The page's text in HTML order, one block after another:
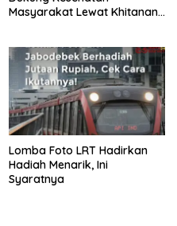
Masyarakat Lewat Khitanan
Lomba Foto LRT Hadirkan
Hadiah Menarik, Ini
Syaratnya